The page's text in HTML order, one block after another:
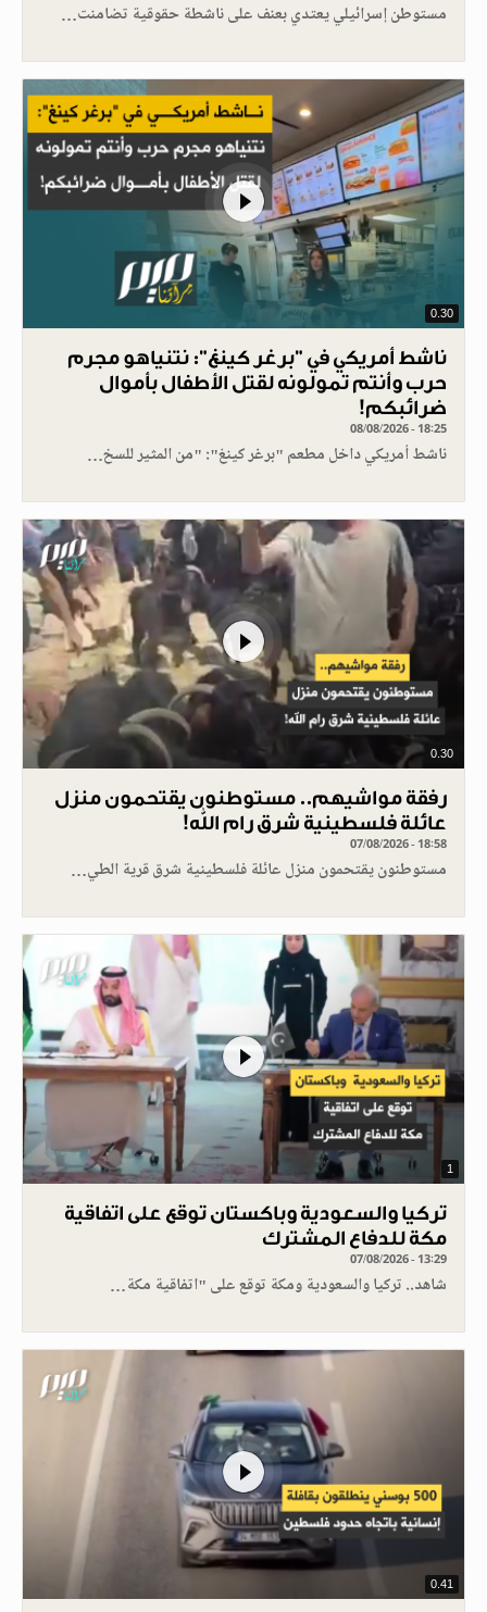
مستوطن إسرائيلي يعتدي بعنف على ناشطة حقوقية تضامنت…
0.30
ناشط أمريكي في "برغر كينغ": نتنياهو مجرم
حرب وأنتم تمولونه لقتل الأطفال بأموال
ضرائبكم!
08/08/2026 - 18:25
ناشط أمريكي داخل مطعم "برغر كينغ": "من المثير للسخ…
0.30
رفقة مواشيهم.. مستوطنون يقتحمون منزل
عائلة فلسطينية شرق رام الله!
07/08/2026 - 18:58
مستوطنون يقتحمون منزل عائلة فلسطينية شرق قرية الطي…
1
تركيا والسعودية وباكستان توقع على اتفاقية
مكة للدفاع المشترك
07/08/2026 - 13:29
شاهد.. تركيا والسعودية ومكة توقع على "اتفاقية مكة…
0.41